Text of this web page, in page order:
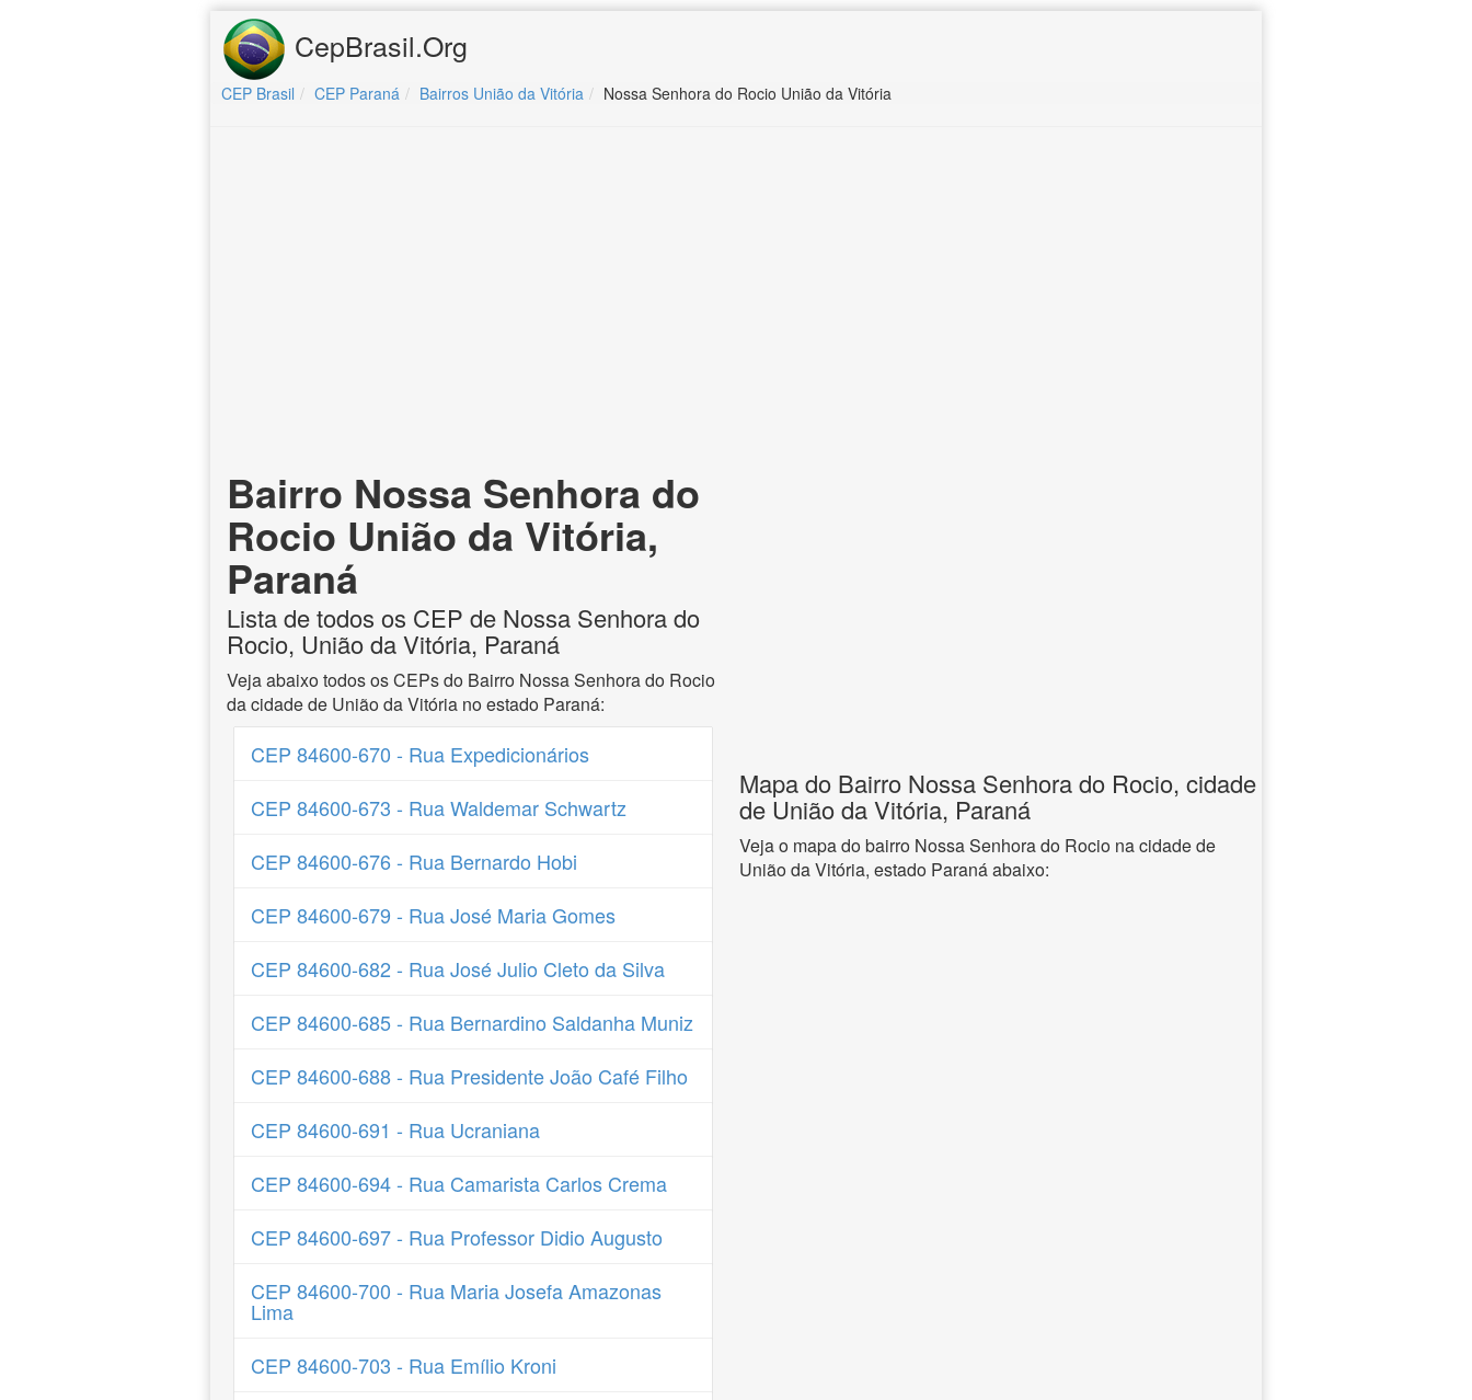
CepBrasil.Org
CEP Brasil CEP Paraná Bairros União da Vitória Nossa Senhora do Rocio União da Vitória
Bairro Nossa Senhora do
Rocio União da Vitória,
Paraná
Lista de todos os CEP de Nossa Senhora do
Rocio, União da Vitória, Paraná
Veja abaixo todos os CEPs do Bairro Nossa Senhora do Rocio
da cidade de União da Vitória no estado Paraná:
CEP 84600-670 - Rua Expedicionários
CEP 84600-673 - Rua Waldemar Schwartz
CEP 84600-676 - Rua Bernardo Hobi
CEP 84600-679 - Rua José Maria Gomes
CEP 84600-682 - Rua José Julio Cleto da Silva
CEP 84600-685 - Rua Bernardino Saldanha Muniz
CEP 84600-688 - Rua Presidente João Café Filho
CEP 84600-691 - Rua Ucraniana
CEP 84600-694 - Rua Camarista Carlos Crema
CEP 84600-697 - Rua Professor Didio Augusto
CEP 84600-700 - Rua Maria Josefa Amazonas
Lima
CEP 84600-703 - Rua Emílio Kroni
Mapa do Bairro Nossa Senhora do Rocio, cidade
de União da Vitória, Paraná
Veja o mapa do bairro Nossa Senhora do Rocio na cidade de
União da Vitória, estado Paraná abaixo: